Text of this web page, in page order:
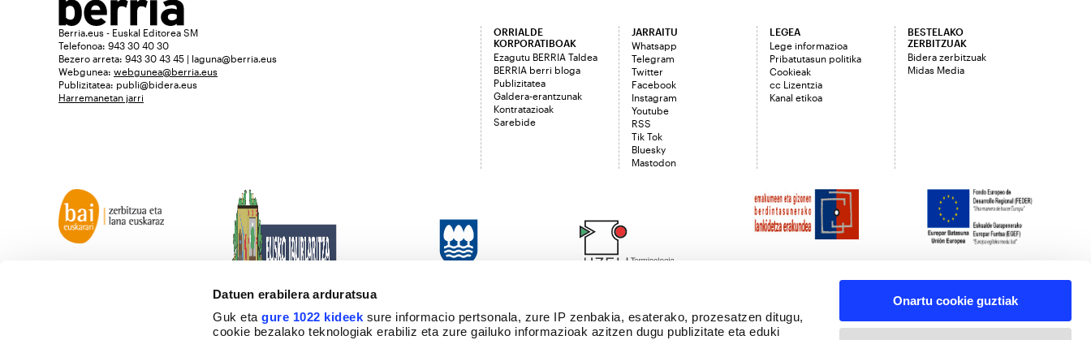
Datuen erabilera arduratsua
Guk etagure 1022 kideek sure informacio pertsonala, zure IP zenbakia, esaterako, prozesatzen ditugu,
cookie bezalako teknologiak erabiliz eta zure gailuko informazioak azitzen dugu publizitate eta eduki
Onartu cookie guztiak
Berria.eus - Euskal Editorea SM
Telefonoa: 943 30 40 30
Bezero arreta: 943 30 43 45 | laguna@berria.eus
Webgunea: webgunea@berria.eus
Publizitatea: publi@bidera.eus
Harremanetan jarri
ORRIALDE
KORPORATIBOAK
Ezagutu BERRIA Taldea
BERRIA berri bloga
Publizitatea
Galdera-erantzunak
Kontratazioak
Sarebide
JARRAITU
Whatsapp
Telegram
Twitter
Facebook
Instagram
Youtube
RSS
Tik Tok
Bluesky
Mastodon
LEGEA
Lege informazioa
Pribatutasun politika
Cookieak
cc Lizentzia
Kanal etikoa
BESTELAKO
ZERBITZUAK
Bidera zerbitzuak
Midas Media